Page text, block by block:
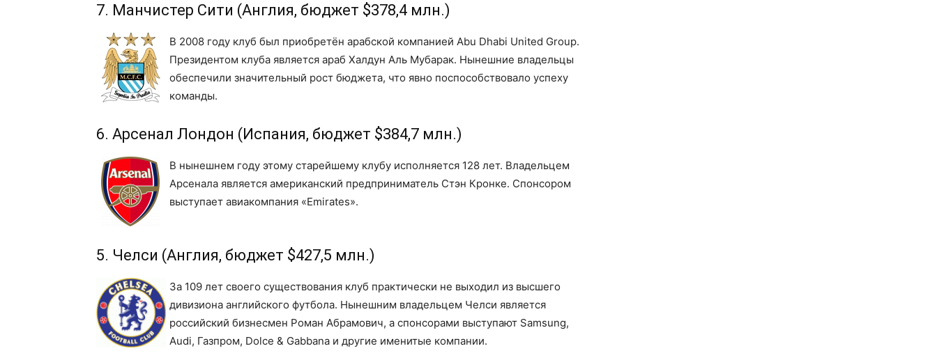
7. Манчистер Сити (Англия, бюджет $378,4 млн.)
В 2008 году клуб был приобретён арабской компанией Abu Dhabi United Group.
Президентом клуба является араб Халдун Аль Мубарак. Нынешние владельцы
обеспечили значительный рост бюджета, что явно поспособствовало успеху
команды.
6. Арсенал Лондон (Испания, бюджет $384,7 млн.)
В нынешнем году этому старейшему клубу исполняется 128 лет. Владельцем
Арсенала является американский предприниматель Стэн Кронке. Спонсором
выступает авиакомпания «Emirates».
5. Челси (Англия, бюджет $427,5 млн.)
За 109 лет своего существования клуб практически не выходил из высшего
дивизиона английского футбола. Нынешним владельцем Челси является
российский бизнесмен Роман Абрамович, а спонсорами выступают Samsung,
Audi, Газпром, Dolce & Gabbana и другие именитые компании.